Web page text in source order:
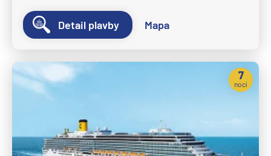
Detail plavby Mapa
7
nocí